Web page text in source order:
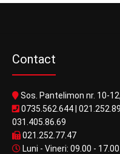
Contact
Sos. Pantelimon nr. 10-
0735.562.644
031.405.86.69
021.252.77.47
Luni - Vineri: 09.00 - 17.00